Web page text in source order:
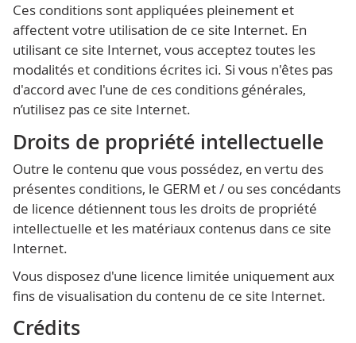
Ces conditions sont appliquées pleinement et
affectent votre utilisation de ce site Internet. En
utilisant ce site Internet, vous acceptez toutes les
modalités et conditions écrites ici. Si vous n'êtes pas
d'accord avec l'une de ces conditions générales,
n’utilisez pas ce site Internet.
Droits de propriété intellectuelle
Outre le contenu que vous possédez, en vertu des
présentes conditions, le GERM et / ou ses concédants
de licence détiennent tous les droits de propriété
intellectuelle et les matériaux contenus dans ce site
Internet.
Vous disposez d'une licence limitée uniquement aux
fins de visualisation du contenu de ce site Internet.
Crédits